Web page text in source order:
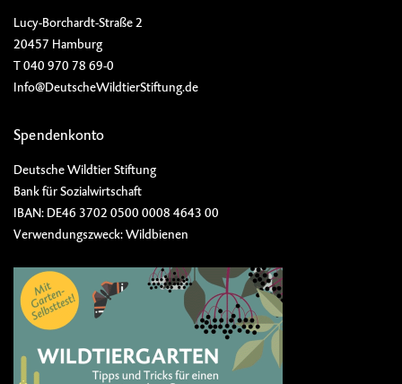
Lucy-Borchardt-Straße 2
20457 Hamburg
T 040 970 78 69-0
Info@DeutscheWildtierStiftung.de
Spendenkonto
Deutsche Wildtier Stiftung
Bank für Sozialwirtschaft
IBAN: DE46 3702 0500 0008 4643 00
Verwendungszweck: Wildbienen